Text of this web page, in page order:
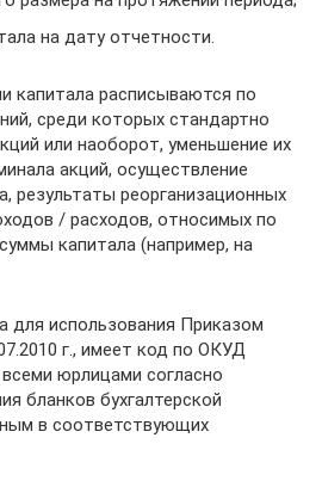
на дату отчетности.
капитала расписываются по
среди которых стандартно
или наоборот, уменьшение их
акций, осуществление
результаты реорганизационных
/ расходов, относимых по
капитала (например, на
для использования Приказом
г., имеет код по ОКУД
юрлицами согласно
бланков бухгалтерской
в соответствующих